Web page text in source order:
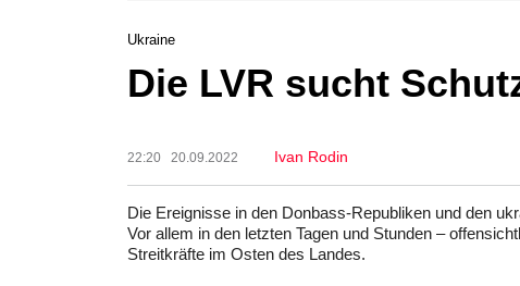
Ukraine
Die LVR sucht
22:20 20.09.2022 Ivan Rodin
Die Ereignisse in den Donbass-Republiken und den
Vor allem in den letzten Tagen und Stunden –
Streitkräfte im Osten des Landes.